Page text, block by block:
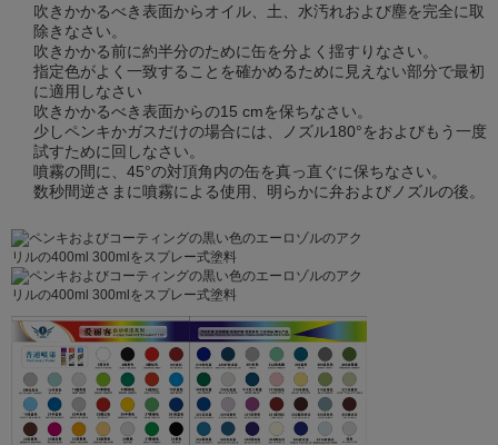
吹きかかるべき表面からオイル、土、水汚れおよび塵を完全に取
除きなさい。
吹きかかる前に約半分のために缶を分よく揺すりなさい。
指定色がよく一致することを確かめるために見えない部分で最初
に適用しなさい
吹きかかるべき表面からの15 cmを保ちなさい。
少しペンキかガスだけの場合には、ノズル180°をおよびもう一度
試すために回しなさい。
噴霧の間に、45°の対頂角内の缶を真っ直ぐに保ちなさい。
数秒間逆さまに噴霧による使用、明らかに弁およびノズルの後。